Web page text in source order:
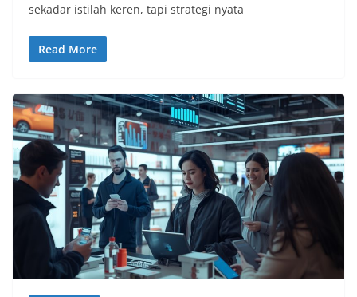
sekadar istilah keren, tapi strategi nyata
Read More